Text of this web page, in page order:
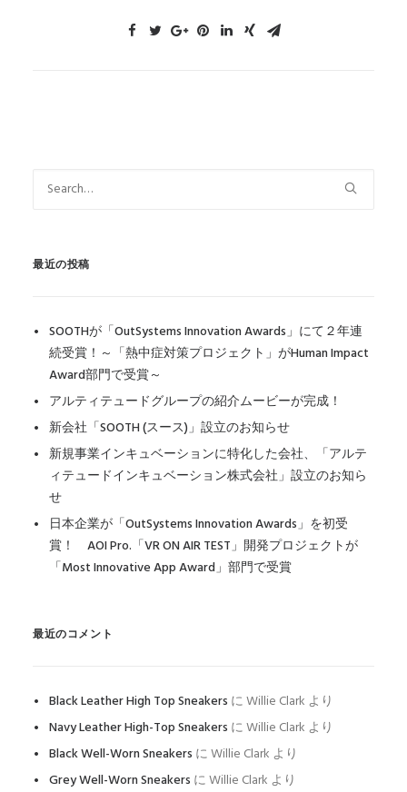
最近の投稿
SOOTHが「OutSystems Innovation Awards」にて２年連
続受賞！～「熱中症対策プロジェクト」がHuman Impact
Award部門で受賞～
アルティテュードグループの紹介ムービーが完成！
新会社「SOOTH (スース)」設立のお知らせ
新規事業インキュベーションに特化した会社、「アルテ
ィテュードインキュベーション株式会社」設立のお知ら
せ
日本企業が「OutSystems Innovation Awards」を初受
賞！ AOI Pro.「VR ON AIR TEST」開発プロジェクトが
「Most Innovative App Award」部門で受賞
最近のコメント
Black Leather High Top Sneakers にWillie Clark より
Navy Leather High-Top Sneakers にWillie Clark より
Black Well-Worn Sneakers にWillie Clark より
Grey Well-Worn Sneakers にWillie Clark より